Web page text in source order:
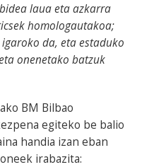
laua eta azkarra
homologautakoa;
da, eta estaduko
onenetako batzuk
BM Bilbao
egiteko be balio
handia izan eban
irabazita: